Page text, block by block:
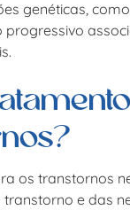
genéticas,
progressivo
os transtornos
e das